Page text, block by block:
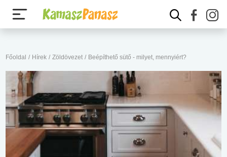
Főoldal / Hírek / Zöldövezet / Beépíthető sütő - milyet, mennyiért?